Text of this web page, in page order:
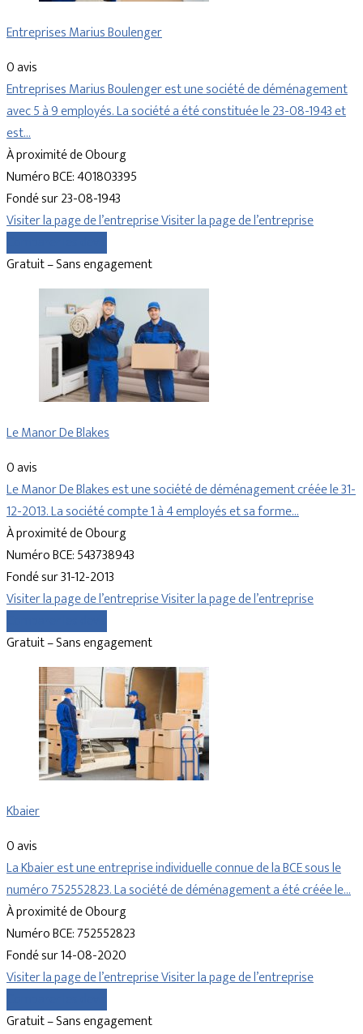
Entreprises Marius Boulenger
0 avis
Entreprises Marius Boulenger est une société de déménagement
avec 5 à 9 employés. La société a été constituée le 23-08-1943 et
est…
À proximité de Obourg
Numéro BCE: 401803395
Fondé sur 23-08-1943
Visiter la page de l’entrepriseVisiter la page de l’entreprise
Gratuit – Sans engagement
Le Manor De Blakes
0 avis
Le Manor De Blakes est une société de déménagement créée le 31-
12-2013. La société compte 1 à 4 employés et sa forme…
À proximité de Obourg
Numéro BCE: 543738943
Fondé sur 31-12-2013
Visiter la page de l’entrepriseVisiter la page de l’entreprise
Gratuit – Sans engagement
Kbaier
0 avis
La Kbaier est une entreprise individuelle connue de la BCE sous le
numéro 752552823. La société de déménagement a été créée le…
À proximité de Obourg
Numéro BCE: 752552823
Fondé sur 14-08-2020
Visiter la page de l’entrepriseVisiter la page de l’entreprise
Gratuit – Sans engagement